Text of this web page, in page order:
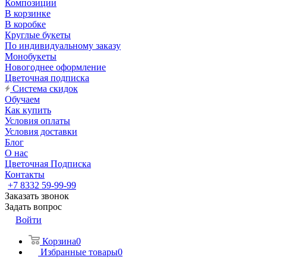
Композиции
В корзинке
В коробке
Круглые букеты
По индивидуальному заказу
Монобукеты
Новогоднее оформление
Цветочная подписка
Система скидок
Обучаем
Как купить
Условия оплаты
Условия доставки
Блог
О нас
Цветочная Подписка
Контакты
+7 8332 59-99-99
Заказать звонок
Задать вопрос
Войти
Корзина0
Избранные товары0